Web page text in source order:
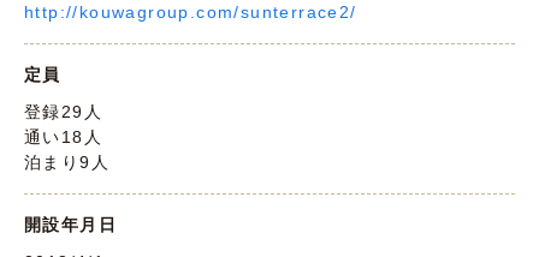
http://kouwagroup.com/sunterrace2/
定員
登録29人
通い18人
泊まり9人
開設年月日